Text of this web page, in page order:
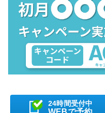
24時間受付中